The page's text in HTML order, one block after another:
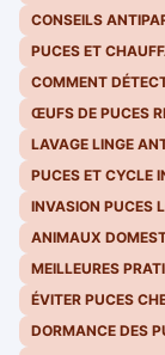
CONSEILS
PUCES ET
COMMENT
ŒUFS DE PUCES
LAVAGE LINGE
PUCES ET CYCLE
INVASION PUCES
ANIMAUX
MEILLEURES
ÉVITER PUCES
DORMANCE DES